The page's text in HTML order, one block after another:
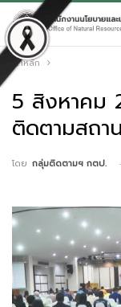
หน้าหลัก
5 สิงหาคม
ติดตามสถา
โดย กลุ่มติดตามฯ กตป.